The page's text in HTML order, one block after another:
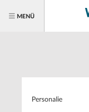
MENÜ
Personalie